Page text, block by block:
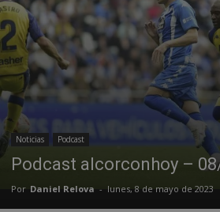
Noticias Podcast
Podcast alcorconhoy –
Por Daniel Relova - lunes, 8 de mayo de 2023